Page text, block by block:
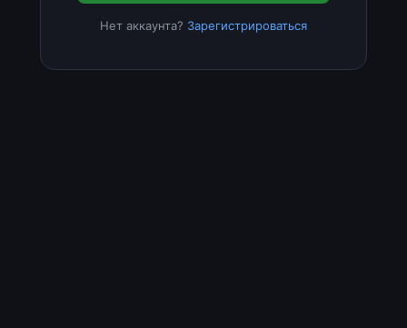
Нет аккаунта? Зарегистрироваться